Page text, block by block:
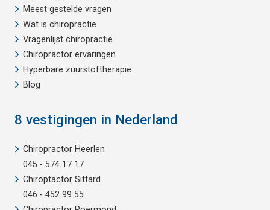
Meest gestelde vragen
Wat is chiropractie
Vragenlijst chiropractie
Chiropractor ervaringen
Hyperbare zuurstoftherapie
Blog
8 vestigingen in Nederland
Chiropractor Heerlen
045 - 574 17 17
Chiroptactor Sittard
046 - 452 99 55